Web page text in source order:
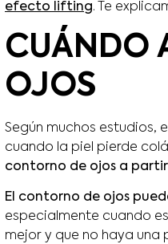
efecto lifting. Te
CUÁNDO
OJOS
Según muchos estudios,
cuando la piel pierde
contorno de ojos a partir
El contorno de ojos
especialmente cuando
mejor y que no haya una